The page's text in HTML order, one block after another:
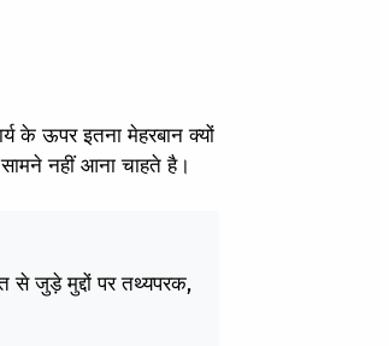
के ऊपर इतना मेहरबान क्यों
सामने नहीं आना चाहते है।
से जुड़े मुद्दों पर तथ्यपरक,